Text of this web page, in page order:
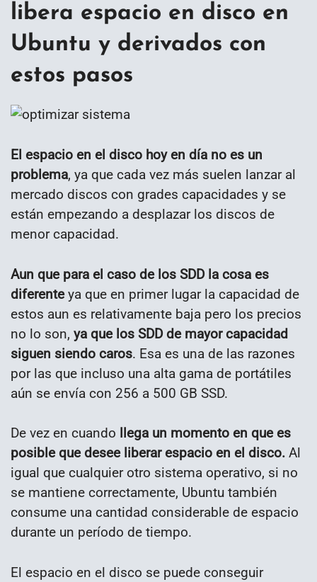
libera espacio en disco en
Ubuntu y derivados con
estos pasos
El espacio en el disco hoy en día no es un
problema, ya que cada vez más suelen lanzar al
mercado discos con grades capacidades y se
están empezando a desplazar los discos de
menor capacidad.
Aun que para el caso de los SDD la cosa es
diferenteya que en primer lugar la capacidad de
estos aun es relativamente baja pero los precios
no lo son, ya que los SDD de mayor capacidad
siguen siendo caros. Esa es una de las razones
por las que incluso una alta gama de portátiles
aún se envía con 256 a 500 GB SSD.
De vez en cuando llega un momento en que es
posible que desee liberar espacio en el disco. Al
igual que cualquier otro sistema operativo, si no
se mantiene correctamente, Ubuntu también
consume una cantidad considerable de espacio
durante un período de tiempo.
El espacio en el disco se puede conseguir